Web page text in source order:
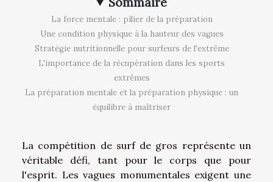
La force mentale : pilier de la préparation
Une condition physique à la hauteur des vagues
Stratégie nutritionnelle pour surfeurs de l'extrême
L'importance de la récupération dans les sports
extrêmes
La préparation mentale et la préparation physique : un
équilibre à maîtriser
La compétition de surf de gros représente un
véritable défi, tant pour le corps que pour
l'esprit. Les vagues monumentales exigent une